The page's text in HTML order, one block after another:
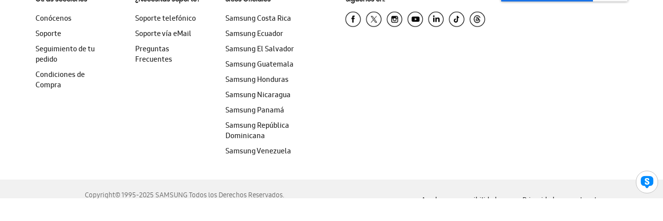
Conócenos
Soporte
Seguimiento de tu
pedido
Condiciones de
Compra
Soporte telefónico
Soporte vía eMail
Preguntas
Frecuentes
Samsung Costa Rica
Samsung Ecuador
Samsung El Salvador
Samsung Guatemala
Samsung Honduras
Samsung Nicaragua
Samsung Panamá
Samsung República
Dominicana
Samsung Venezuela
Copyright© 1995-2025 SAMSUNG Todos los Derechos Reservados.
Ayuda para accesibilidad Privacidad Legal